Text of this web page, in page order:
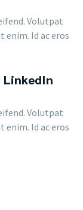
Volutpat
enim. Id ac eros
LinkedIn
Volutpat
enim. Id ac eros